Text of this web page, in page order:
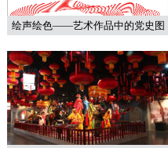
绘声绘色——艺术作品中的党史图